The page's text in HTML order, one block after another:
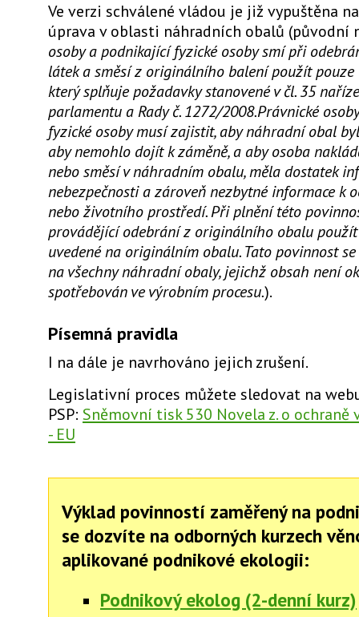
Ve verzi schválené vládou je již vypuštěna
úprava v oblasti náhradních obalů (původní
osoby a podnikající fyzické osoby smí při
látek a směsí z originálního balení použít pouze
který splňuje požadavky stanovené v čl. 35
parlamentu a Rady č. 1272/2008.Právnické
fyzické osoby musí zajistit, aby náhradní obal
aby nemohlo dojít k záměně, a aby osoba
nebo směsí v náhradním obalu, měla dostatek
nebezpečnosti a zároveň nezbytné informace k
nebo životního prostředí. Při plnění této
provádějící odebrání z originálního obalu
uvedené na originálním obalu. Tato povinnost
na všechny náhradní obaly, jejichž obsah není
spotřebován ve výrobním procesu.).
Písemná pravidla
I na dále je navrhováno jejich zrušení.
Legislativní proces můžete sledovat na
PSP: Sněmovní tisk 530 Novela z. o ochraně
- EU
Výklad povinností zaměřený na
se dozvíte na odborných kurzech
aplikované podnikové ekologii:
Podnikový ekolog (2-denní kurz)